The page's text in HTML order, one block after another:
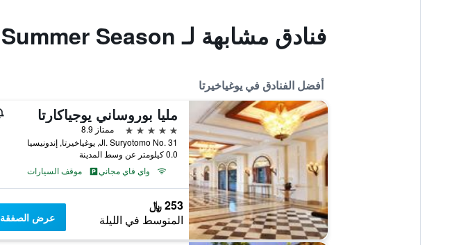
فنادق مشابهة لـ Summer Season
أفضل الفنادق في يوغياخيرتا
مليا بوروساني يوجياكارتا
5 نجوم
ممتاز 8.9
Jl. Suryotomo No. 31, يوغياخيرتا, إندونيسيا
0.0 كيلومتر عن وسط المدينة
واي فاي مجاني
موقف السيارات
253 ﷼
المتوسط في الليلة عرض الصفقة